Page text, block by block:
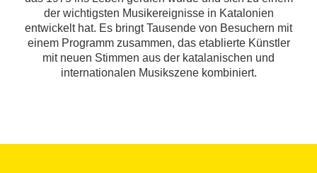
der wichtigsten Musikereignisse in Katalonien
entwickelt hat. Es bringt Tausende von Besuchern mit
einem Programm zusammen, das etablierte Künstler
mit neuen Stimmen aus der katalanischen und
internationalen Musikszene kombiniert.